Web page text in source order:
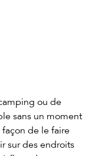
ou de
sans un moment
de le faire
sur des endroits